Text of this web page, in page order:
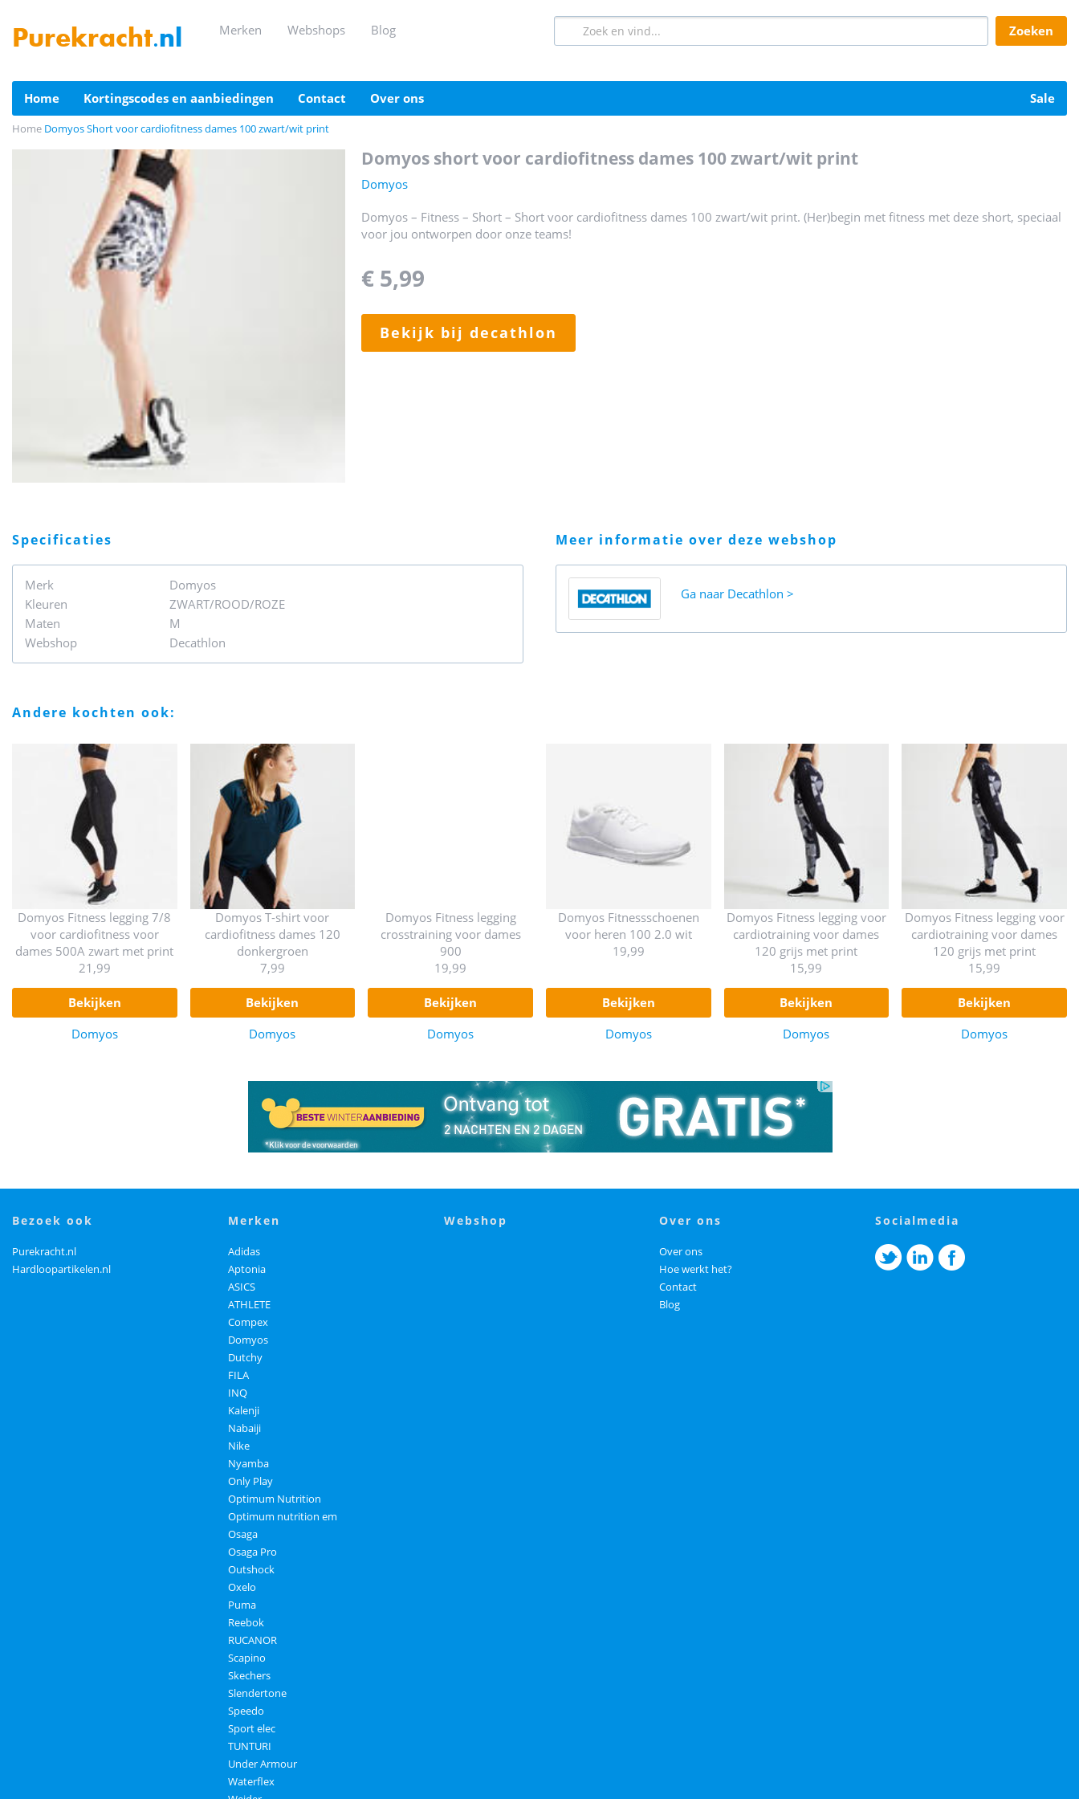
Purekracht.nl merken webshops blog zoeken
home kortingscodes en aanbiedingen contact over ons sale
Home Domyos Short voor cardiofitness dames 100 zwart/wit print
domyos short voor cardiofitness dames 100 zwart/wit print
Domyos
Domyos – Fitness – Short – Short voor cardiofitness dames 100 zwart/wit print. (Her)begin met fitness met deze short, speciaal
voor jou ontworpen door onze teams!
€ 5,99
bekijk bij decathlon
specificaties
Merk
Domyos
Kleuren
ZWART/ROOD/ROZE
Maten
M
Webshop
Decathlon
meer informatie over deze webshop
Ga naar Decathlon
andere kochten ook:
Domyos Fitness legging 7/8
voor cardiofitness voor
dames 500A zwart met print
21,99
bekijken
Domyos
Domyos T-shirt voor
cardiofitness dames 120
donkergroen
7,99
bekijken
Domyos
Domyos Fitness legging
crosstraining voor dames
900
19,99
bekijken
Domyos
Domyos Fitnessschoenen
voor heren 100 2.0 wit
19,99
bekijken
Domyos
Domyos Fitness legging voor
cardiotraining voor dames
120 grijs met print
15,99
bekijken
Domyos
Domyos Fitness legging voor
cardiotraining voor dames
120 grijs met print
15,99
bekijken
Domyos
bezoek ook
Purekracht.nl
Hardloopartikelen.nl
merken
Adidas
Aptonia
ASICS
ATHLETE
Compex
Domyos
Dutchy
FILA
INQ
Kalenji
Nabaiji
Nike
Nyamba
Only Play
Optimum Nutrition
Optimum nutrition em
Osaga
Osaga Pro
Outshock
Oxelo
Puma
Reebok
RUCANOR
Scapino
Skechers
Slendertone
Speedo
Sport elec
TUNTURI
Under Armour
Waterflex
webshop over ons
Over ons
Hoe werkt het?
Contact
Blog
socialmedia